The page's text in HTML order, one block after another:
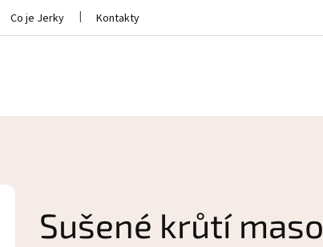
Co je Jerky Kontakty
Sušené krůtí maso